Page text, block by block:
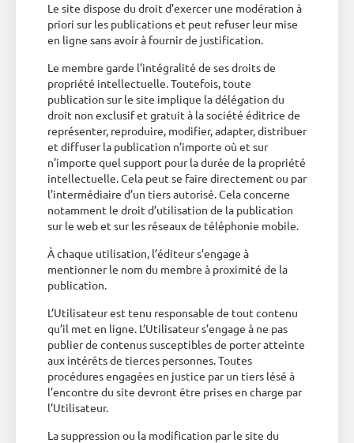
Le site dispose du droit d’exercer une modération à
priori sur les publications et peut refuser leur mise
en ligne sans avoir à fournir de justification.
Le membre garde l’intégralité de ses droits de
propriété intellectuelle. Toutefois, toute
publication sur le site implique la délégation du
droit non exclusif et gratuit à la société éditrice de
représenter, reproduire, modifier, adapter, distribuer
et diffuser la publication n’importe où et sur
n’importe quel support pour la durée de la propriété
intellectuelle. Cela peut se faire directement ou par
l’intermédiaire d’un tiers autorisé. Cela concerne
notamment le droit d’utilisation de la publication
sur le web et sur les réseaux de téléphonie mobile.
À chaque utilisation, l’éditeur s’engage à
mentionner le nom du membre à proximité de la
publication.
L’Utilisateur est tenu responsable de tout contenu
qu’il met en ligne. L’Utilisateur s’engage à ne pas
publier de contenus susceptibles de porter atteinte
aux intérêts de tierces personnes. Toutes
procédures engagées en justice par un tiers lésé à
l’encontre du site devront être prises en charge par
l’Utilisateur.
La suppression ou la modification par le site du